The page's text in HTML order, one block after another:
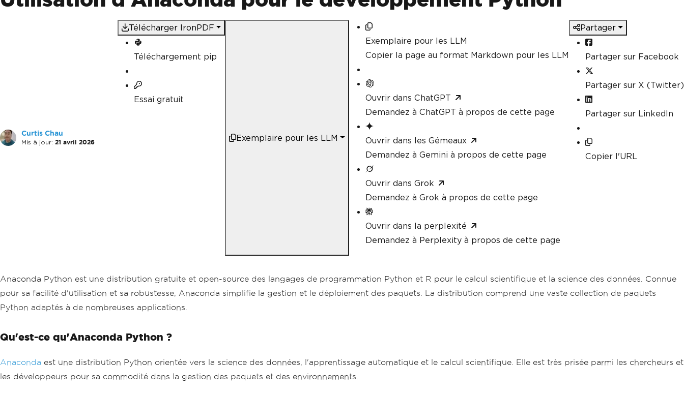
Curtis Chau
Mis à jour: 21 avril 2026
Télécharger IronPDF
Téléchargement pip
Essai gratuit
Exemplaire pour les LLM
Exemplaire pour les LLM
Copier la page au format Markdown pour les LLM
Ouvrir dans ChatGPT
Demandez à ChatGPT à propos de cette page
Ouvrir dans les Gémeaux
Demandez à Gemini à propos de cette page
Ouvrir dans Grok
Demandez à Grok à propos de cette page
Ouvrir dans la perplexité
Demandez à Perplexity à propos de cette page
Partager
Partager sur Facebook
Partager sur X (Twitter)
Partager sur LinkedIn
Copier l'URL
Anaconda Python est une distribution gratuite et open-source des langages de programmation Python et R pour le calcul scientifique et la science des données. Connue
pour sa facilité d'utilisation et sa robustesse, Anaconda simplifie la gestion et le déploiement des paquets. La distribution comprend une vaste collection de paquets
Python adaptés à de nombreuses applications.
Qu'est-ce qu'Anaconda Python ?
Anaconda est une distribution Python orientée vers la science des données, l'apprentissage automatique et le calcul scientifique. Elle est très prisée parmi les chercheurs et
les développeurs pour sa commodité dans la gestion des paquets et des environnements.